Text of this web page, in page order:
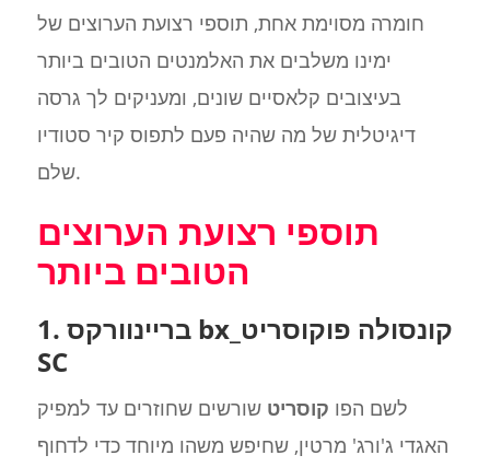
חומרה מסוימת אחת, תוספי רצועת הערוצים של
ימינו משלבים את האלמנטים הטובים ביותר
בעיצובים קלאסיים שונים, ומעניקים לך גרסה
דיגיטלית של מה שהיה פעם לתפוס קיר סטודיו
שלם.
תוספי רצועת הערוצים
הטובים ביותר
1. בריינוורקס bx_קונסולה פוקוסריט
SC
לשם הפו קוסריט שורשים שחוזרים עד למפיק
האגדי ג'ורג' מרטין, שחיפש משהו מיוחד כדי לדחוף